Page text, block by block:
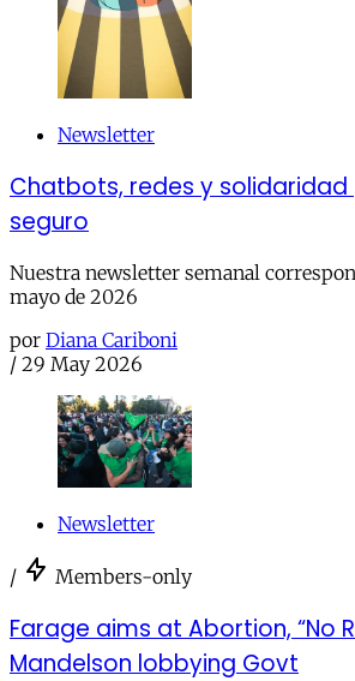
Newsletter
Chatbots, redes y
seguro
Nuestra newsletter semanal
mayo de 2026
por Diana Cariboni
/ 29 May 2026
Newsletter
/ Members-only
Farage aims at Abortion, “No
Mandelson lobbying Govt